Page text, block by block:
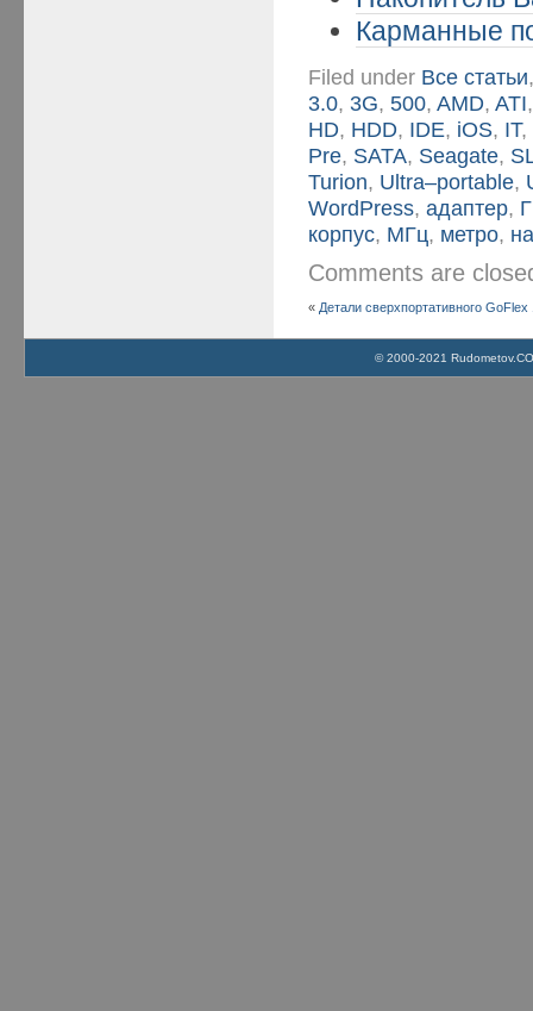
Карманные
Filed under Все статьи
3.0, 3G,500,AMD,ATI
HD, HDD, IDE, iOS, IT,
Pre, SATA, Seagate,
Turion, Ultra–portable,
WordPress,адаптер,
корпус, МГц, метро,
Comments are
« Детали сверхпортативного
© 2000-2021